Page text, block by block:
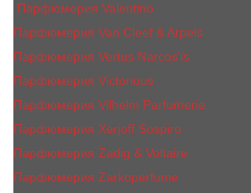
Парфюмерия Valentino
Парфюмерия Van Cleef & Arpels
Парфюмерия Vertus Narcos'is
Парфюмерия Victorious
Парфюмерия Vilhelm Parfumerie
Парфюмерия Xerjoff Sospiro
Парфюмерия Zadig & Voltaire
Парфюмерия Zarkoperfume